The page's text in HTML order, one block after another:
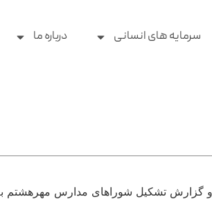
سرمایه های انسانی درباره ما
گزارش تشکیل شوراهای مدارس مهرهشتم